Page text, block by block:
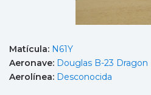
Matícula: N61Y
Aeronave: Douglas B-23 Dragon
Aerolínea: Desconocida